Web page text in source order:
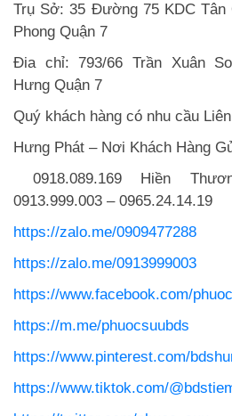
Trụ Sở: 35 Đường 75 KDC
Phong Quận 7
Đia chỉ: 793/66 Trần Xuân
Hưng Quận 7
Quý khách hàng có nhu cầu
Hưng Phát – Nơi Khách Hàng
0918.089.169 Hiền
0913.999.003 – 0965.24.14.19
https://zalo.me/0909477288
https://zalo.me/0913999003
https://www.facebook.com/
https://m.me/phuocsuubds
https://www.pinterest.com/
https://www.tiktok.com/